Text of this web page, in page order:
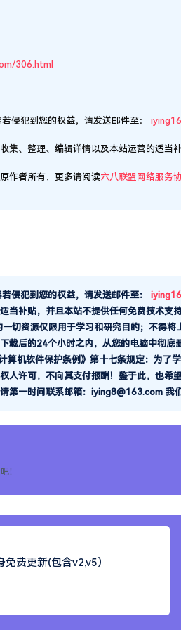
306.html
侵犯到您的权益，请发送邮件至：
集、整理、编辑详情以及本站运营的适当
作者所有，更多请阅读六八联盟网络服务
侵犯到您的权益，请发送邮件至：
当补贴，并且本站不提供任何免费技术支持
切资源仅限用于学习和研究目的；不得
载后的24个小时之内，从您的电脑中彻
机软件保护条例》第十七条规定：为了
人许可，不向其支付报酬！鉴于此，也
第一时间联系邮箱：iying8@163.com
！
费更新(包含v2,v5）